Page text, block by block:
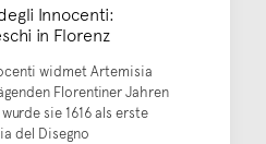
Innocenti:
in Florenz
widmet Artemisia
Florentiner Jahren
sie 1616 als erste
del Disegno